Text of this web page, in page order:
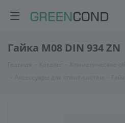
Гайка М08 DIN 934 ZN